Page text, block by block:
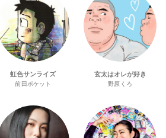
虹色サンライズ
前田ポケット
玄太はオレが好き
野原くろ